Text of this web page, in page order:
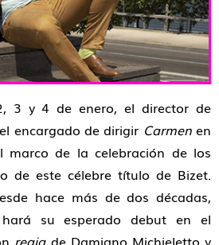
3 y 4 de enero, el director de
encargado de dirigir Carmenen
marco de la celebración de los
de este célebre título de Bizet.
hace más de dos décadas,
su esperado debut en el